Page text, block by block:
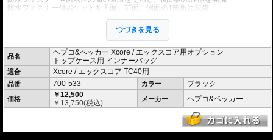
防水ファスナー付ポケットを天面、前面、側面の1箇所に装備
つづきを見る
品名
ヘプコ&ベッカー Xcore / エックスコア用オプション
トップケース用 インナーバッグ
適合 Xcore / エックスコア TC40用
品番 700-533 カラー ブラック
価格
￥12,500
￥ 13,750(税込) メーカー ヘプコ&ベッカー